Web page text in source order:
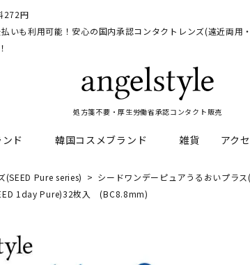
272円
いも利用可能！安心の国内承認コンタクトレンズ(遠近両用
処方箋不要・厚生労働省承認コンタクト販売
ド
ク キャンディーマ
韓国コスメブランド 雑貨 アク
トカットカラコン
(SEED Pure series)
シードワンデーピュアうるおいプラ
1day Pure)32枚入 (BC8.8mm)